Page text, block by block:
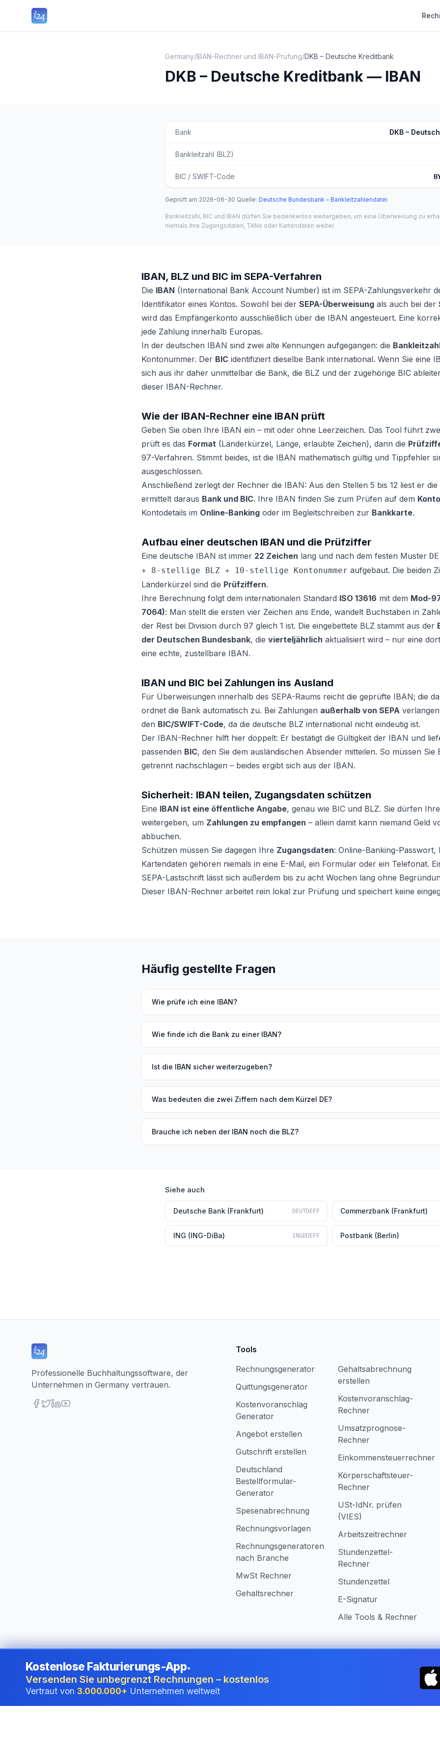
Germany/IBAN-Rechner und IBAN-Prüfung/DKB – Deutsche Kreditbank
DKB – Deutsche Kreditbank — IBAN
Bank DKB –
Bankleitzahl (BLZ)
BIC / SWIFT-Code
Geprüft am 2026-06-30·Quelle: Deutsche Bundesbank – Bankleitzahlendatei
Bankleitzahl, BIC und IBAN dürfen Sie bedenkenlos weitergeben, um eine Überweisung zu
niemals Ihre Zugangsdaten, TANs oder Kartendaten weiter.
IBAN, BLZ und BIC im SEPA-Verfahren
Die IBAN (International Bank Account Number) ist im SEPA-Zahlungsverkehr
Identifikator eines Kontos. Sowohl bei der SEPA-Überweisung als auch bei der
wird das Empfängerkonto ausschließlich über die IBAN angesteuert. Eine
jede Zahlung innerhalb Europas.
In der deutschen IBAN sind zwei alte Kennungen aufgegangen: die
Kontonummer. Der BIC identifiziert dieselbe Bank international. Wenn Sie eine
sich aus ihr daher unmittelbar die Bank, die BLZ und der zugehörige BIC
dieser IBAN-Rechner.
Wie der IBAN-Rechner eine IBAN prüft
Geben Sie oben Ihre IBAN ein – mit oder ohne Leerzeichen. Das Tool führt
prüft es das Format (Länderkürzel, Länge, erlaubte Zeichen), dann die
97-Verfahren. Stimmt beides, ist die IBAN mathematisch gültig und Tippfehler
ausgeschlossen.
Anschließend zerlegt der Rechner die IBAN: Aus den Stellen 5 bis 12 liest er die
ermittelt daraus Bank und BIC. Ihre IBAN finden Sie zum Prüfen auf dem
Kontodetails im Online-Banking oder im Begleitschreiben zur Bankkarte.
Aufbau einer deutschen IBAN und die Prüfziffer
Eine deutsche IBAN ist immer 22 Zeichen lang und nach dem festen Muster
+ 8-stellige BLZ + 10-stellige Kontonummer aufgebaut. Die beiden
Länderkürzel sind die Prüfziffern.
Ihre Berechnung folgt dem internationalen Standard ISO 13616 mit dem Mod-
7064): Man stellt die ersten vier Zeichen ans Ende, wandelt Buchstaben in
der Rest bei Division durch 97 gleich 1 ist. Die eingebettete BLZ stammt aus der
der Deutschen Bundesbank, die vierteljährlich aktualisiert wird – nur eine
eine echte, zustellbare IBAN.
IBAN und BIC bei Zahlungen ins Ausland
Für Überweisungen innerhalb des SEPA-Raums reicht die geprüfte IBAN; die
ordnet die Bank automatisch zu. Bei Zahlungen außerhalb von SEPA
den BIC/SWIFT-Code, da die deutsche BLZ international nicht eindeutig ist.
Der IBAN-Rechner hilft hier doppelt: Er bestätigt die Gültigkeit der IBAN und
passenden BIC, den Sie dem ausländischen Absender mitteilen. So müssen Sie
getrennt nachschlagen – beides ergibt sich aus der IBAN.
Sicherheit: IBAN teilen, Zugangsdaten schützen
Eine IBAN ist eine öffentliche Angabe, genau wie BIC und BLZ. Sie dürfen
weitergeben, um Zahlungen zu empfangen – allein damit kann niemand Geld
abbuchen.
Schützen müssen Sie dagegen Ihre Zugangsdaten: Online-Banking-Passwort,
Kartendaten gehören niemals in eine E-Mail, ein Formular oder ein Telefonat.
SEPA-Lastschrift lässt sich außerdem bis zu acht Wochen lang ohne
Dieser IBAN-Rechner arbeitet rein lokal zur Prüfung und speichert keine
Häufig gestellte Fragen
Wie prüfe ich eine IBAN?
Wie finde ich die Bank zu einer IBAN?
Ist die IBAN sicher weiterzugeben?
Was bedeuten die zwei Ziffern nach dem Kürzel DE?
Brauche ich neben der IBAN noch die BLZ?
Siehe auch
Deutsche Bank (Frankfurt) DEUTDEFF Commerzbank (Frankfurt)
ING (ING-DiBa) INGDDEFF Postbank (Berlin)
Professionelle Buchhaltungssoftware, der
Unternehmen in Germany vertrauen.
Tools
Rechnungsgenerator
Quittungsgenerator
Kostenvoranschlag
Generator
Angebot erstellen
Gutschrift erstellen
Deutschland
Bestellformular-
Generator
Spesenabrechnung
Rechnungsvorlagen
Rechnungsgeneratoren
nach Branche
MwSt Rechner
Gehaltsrechner
Gehaltsabrechnung
erstellen
Kostenvoranschlag-
Rechner
Umsatzprognose-
Rechner
Einkommensteuerrechner
Körperschaftsteuer-
Rechner
USt-IdNr. prüfen
(VIES)
Arbeitszeitrechner
Stundenzettel-
Rechner
Stundenzettel
E-Signatur
Alle Tools & Rechner
©2026i24 Limited. All rights reserved.• Für Unternehmen in Germany
Kostenlose Fakturierungs-App•
Versenden Sie unbegrenzt Rechnungen – kostenlos
Vertraut von 3.000.000+ Unternehmen weltweit